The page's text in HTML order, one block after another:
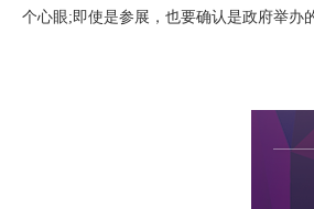
个心眼;即使是参展，也要确认是政府举办